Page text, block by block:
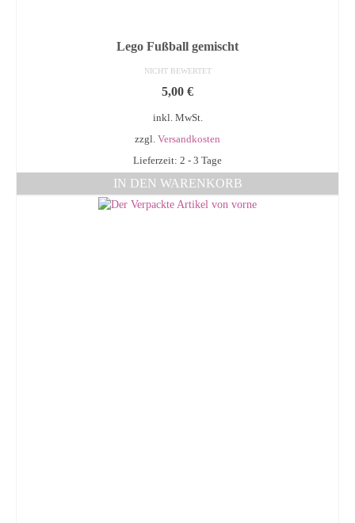
Lego Fußball gemischt
NICHT BEWERTET
5,00 €
inkl. MwSt.
zzgl. Versandkosten
Lieferzeit: 2 - 3 Tage
IN DEN WARENKORB